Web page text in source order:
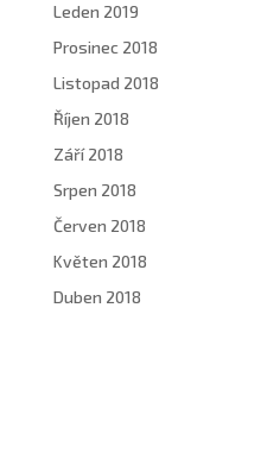
Leden 2019
Prosinec 2018
Listopad 2018
Říjen 2018
Září 2018
Srpen 2018
Červen 2018
Květen 2018
Duben 2018